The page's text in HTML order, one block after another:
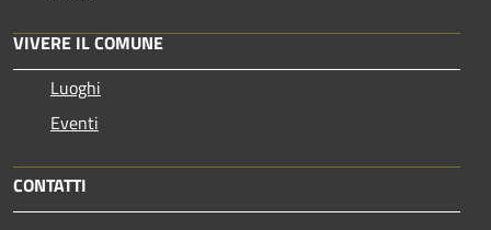
VIVERE IL COMUNE
Luoghi
Eventi
CONTATTI